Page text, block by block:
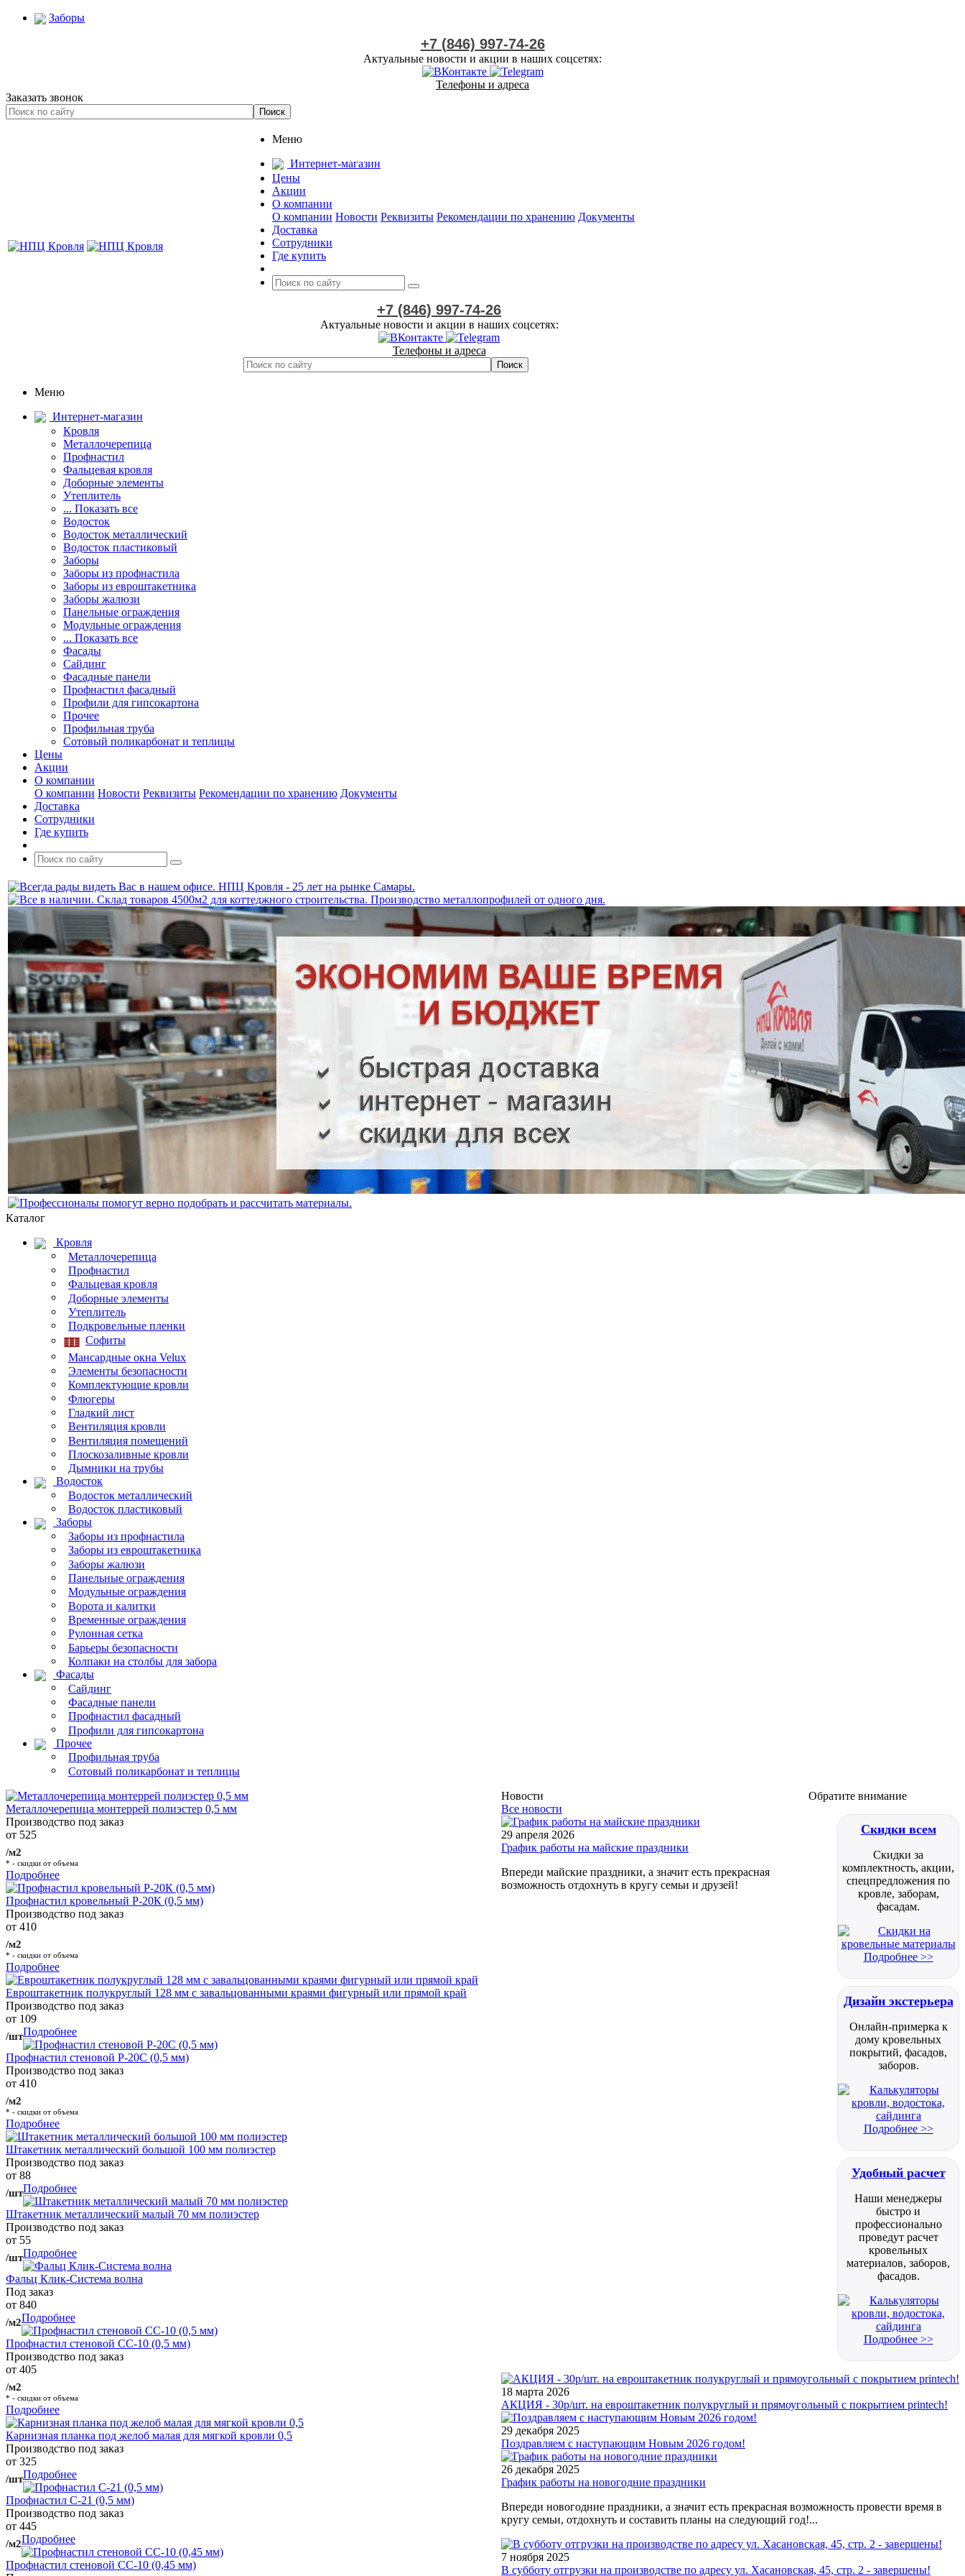
Заборы
+7 (846) 997-74-26
Актуальные новости и акции в наших соцсетях:
Телефоны и адреса
Заказать звонок
Меню
Интернет-магазин
Цены
Акции
О компании
О компании Новости Реквизиты Рекомендации по хранению Документы
Доставка
Сотрудники
Где купить
+7 (846) 997-74-26
Актуальные новости и акции в наших соцсетях:
Телефоны и адреса
Меню
Интернет-магазин
Кровля
Металлочерепица
Профнастил
Фальцевая кровля
Доборные элементы
Утеплитель
... Показать все
Водосток
Водосток металлический
Водосток пластиковый
Заборы
Заборы из профнастила
Заборы из евроштакетника
Заборы жалюзи
Панельные ограждения
Модульные ограждения
... Показать все
Фасады
Сайдинг
Фасадные панели
Профнастил фасадный
Профили для гипсокартона
Прочее
Профильная труба
Сотовый поликарбонат и теплицы
Цены
Акции
О компании
О компании Новости Реквизиты Рекомендации по хранению Документы
Доставка
Сотрудники
Где купить
Каталог
Кровля
Металлочерепица
Профнастил
Фальцевая кровля
Доборные элементы
Утеплитель
Подкровельные пленки
Софиты
Мансардные окна Velux
Элементы безопасности
Комплектующие кровли
Флюгеры
Гладкий лист
Вентиляция кровли
Вентиляция помещений
Плоскозаливные кровли
Дымники на трубы
Водосток
Водосток металлический
Водосток пластиковый
Заборы
Заборы из профнастила
Заборы из евроштакетника
Заборы жалюзи
Панельные ограждения
Модульные ограждения
Ворота и калитки
Временные ограждения
Рулонная сетка
Барьеры безопасности
Колпаки на столбы для забора
Фасады
Сайдинг
Фасадные панели
Профнастил фасадный
Профили для гипсокартона
Прочее
Профильная труба
Сотовый поликарбонат и теплицы
Металлочерепица монтеррей полиэстер 0,5 мм
Производство под заказ
от 525
/м2
* - скидки от объема
Подробнее
Профнастил кровельный Р-20К (0,5 мм)
Производство под заказ
от 410
/м2
* - скидки от объема
Подробнее
Евроштакетник полукруглый 128 мм с завальцованными краями фигурный или прямой край
Производство под заказ
от 109
/штПодробнее
Профнастил стеновой Р-20С (0,5 мм)
Производство под заказ
от 410
/м2
* - скидки от объема
Подробнее
Штакетник металлический большой 100 мм полиэстер
Производство под заказ
от 88
/штПодробнее
Штакетник металлический малый 70 мм полиэстер
Производство под заказ
от 55
/штПодробнее
Фальц Клик-Система волна
Под заказ
от 840
/м2Подробнее
Профнастил стеновой СС-10 (0,5 мм)
Производство под заказ
от 405
/м2
* - скидки от объема
Подробнее
Карнизная планка под желоб малая для мягкой кровли 0,5
Производство под заказ
от 325
/штПодробнее
Профнастил С-21 (0,5 мм)
Производство под заказ
от 445
/м2Подробнее
Профнастил стеновой СС-10 (0,45 мм)
Обратите внимание
Скидки всем
Скидки за
комплектность, акции,
спецпредложения по
кровле, заборам,
фасадам.
Подробнее >>
Дизайн экстерьера
Онлайн-примерка к
дому кровельных
покрытий, фасадов,
заборов.
Подробнее >>
Удобный расчет
Наши менеджеры
быстро и
профессионально
проведут расчет
кровельных
материалов, заборов,
фасадов.
Подробнее >>
Новости
Все новости
29 апреля 2026
График работы на майские праздники
Впереди майские праздники, а значит есть прекрасная
возможность отдохнуть в кругу семьи и друзей!
18 марта 2026
АКЦИЯ - 30р/шт. на евроштакетник полукруглый и прямоугольный с покрытием printech!
29 декабря 2025
Поздравляем с наступающим Новым 2026 годом!
26 декабря 2025
График работы на новогодние праздники
Впереди новогодние праздники, а значит есть прекрасная возможность провести время в
кругу семьи, отдохнуть и составить планы на следующий год!...
7 ноября 2025
В субботу отгрузки на производстве по адресу ул. Хасановская, 45, стр. 2 - завершены!